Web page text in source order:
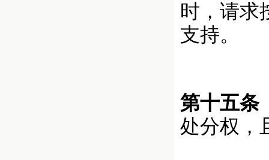
时，请求
支持。
第十五条
处分权，